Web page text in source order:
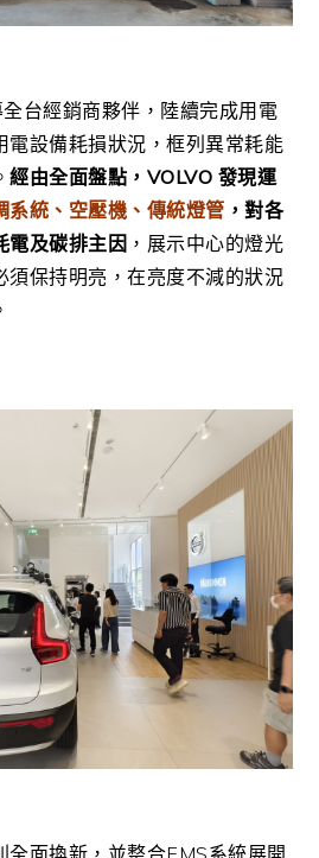
台經銷商夥伴，陸續完成用電
電設備耗損狀況，框列異常耗能
經由全面盤點，VOLVO 發現運
系統、空壓機、傳統燈管 ，對各
電及碳排主因 ，展示中心的燈光
須保持明亮，在亮度不減的狀況
全面換新，並整合EMS系統展開